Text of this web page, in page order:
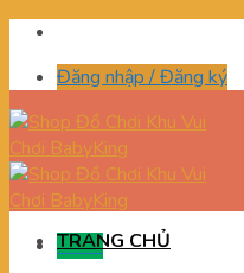
Skip
contentĐăng nhập / Đăng ký
Menu
TRANG CHỦ